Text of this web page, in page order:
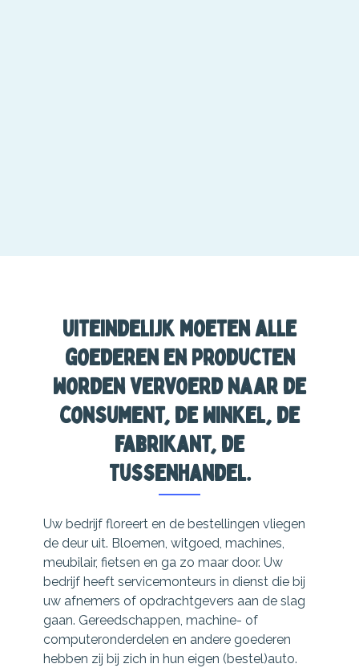
Uiteindelijk moeten alle
goederen en producten
worden vervoerd naar de
consument, de winkel, de
fabrikant, de
tussenhandel.
Uw bedrijf floreert en de bestellingen vliegen
de deur uit. Bloemen, witgoed, machines,
meubilair, fietsen en ga zo maar door. Uw
bedrijf heeft servicemonteurs in dienst die bij
uw afnemers of opdrachtgevers aan de slag
gaan. Gereedschappen, machine- of
computeronderdelen en andere goederen
hebben zij bij zich in hun eigen (bestel)auto.